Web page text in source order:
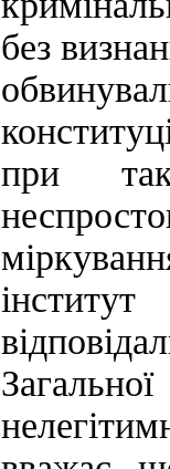
без
при